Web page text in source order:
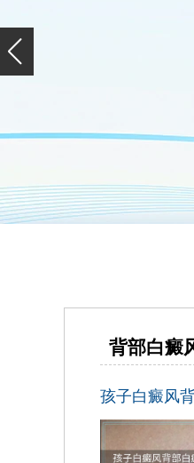
背部白癜
孩子白癜风